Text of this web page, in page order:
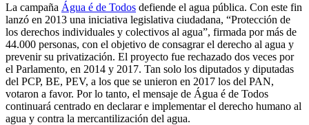
La campaña Água é de Todos defiende el agua pública. Con este fin
lanzó en 2013 una iniciativa legislativa ciudadana, “Protección de
los derechos individuales y colectivos al agua”, firmada por más de
44.000 personas, con el objetivo de consagrar el derecho al agua y
prevenir su privatización. El proyecto fue rechazado dos veces por
el Parlamento, en 2014 y 2017. Tan solo los diputados y diputadas
del PCP, BE, PEV, a los que se unieron en 2017 los del PAN,
votaron a favor. Por lo tanto, el mensaje de Água é de Todos
continuará centrado en declarar e implementar el derecho humano al
agua y contra la mercantilización del agua.